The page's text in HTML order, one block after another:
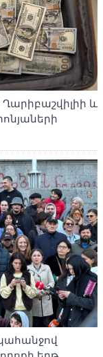
Ղարիբաշվիլիի և